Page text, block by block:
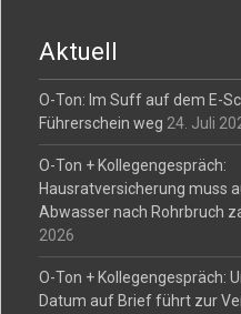
Aktuell
O-Ton: Im Suff auf dem E-
Führerschein weg 24. Juli
O-Ton + Kollegengespräch:
Hausratversicherung muss
Abwasser nach Rohrbruch
2026
O-Ton + Kollegengespräch:
Datum auf Brief führt zur